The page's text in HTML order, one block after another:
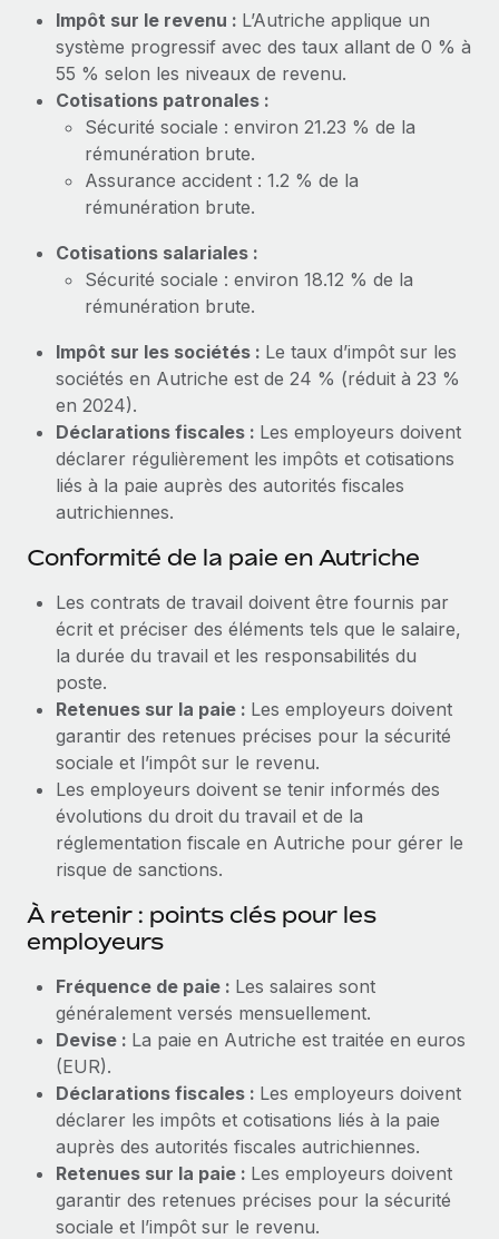
En savoir plus
Impôt sur le revenu : L’Autriche applique un
système progressif avec des taux allant de 0 % à
55 % selon les niveaux de revenu.
Cotisations patronales :
Sécurité sociale : environ 21.23 % de la
rémunération brute.
Assurance accident : 1.2 % de la
rémunération brute.
Cotisations salariales :
Sécurité sociale : environ 18.12 % de la
rémunération brute.
Impôt sur les sociétés : Le taux d’impôt sur les
sociétés en Autriche est de 24 % (réduit à 23 %
en 2024).
Déclarations fiscales : Les employeurs doivent
déclarer régulièrement les impôts et cotisations
liés à la paie auprès des autorités fiscales
autrichiennes.
Conformité de la paie en Autriche
Les contrats de travail doivent être fournis par
écrit et préciser des éléments tels que le salaire,
la durée du travail et les responsabilités du
poste.
Retenues sur la paie : Les employeurs doivent
garantir des retenues précises pour la sécurité
sociale et l’impôt sur le revenu.
Les employeurs doivent se tenir informés des
évolutions du droit du travail et de la
réglementation fiscale en Autriche pour gérer le
risque de sanctions.
À retenir : points clés pour les
employeurs
Fréquence de paie : Les salaires sont
généralement versés mensuellement.
Devise : La paie en Autriche est traitée en euros
(EUR).
Déclarations fiscales : Les employeurs doivent
déclarer les impôts et cotisations liés à la paie
auprès des autorités fiscales autrichiennes.
Retenues sur la paie : Les employeurs doivent
garantir des retenues précises pour la sécurité
sociale et l’impôt sur le revenu.